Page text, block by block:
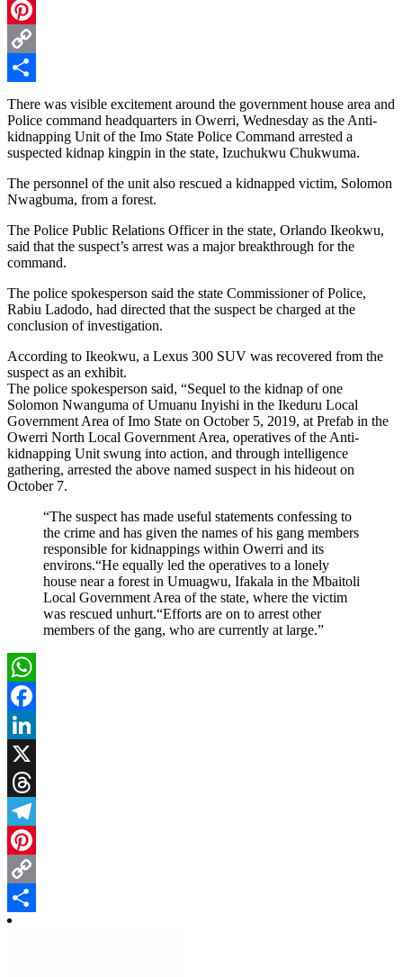
Telegram
Pinterest
Copy
Link
Share
There was visible excitement around the government house area and
Police command headquarters in Owerri, Wednesday as the Anti-
kidnapping Unit of the Imo State Police Command arrested a
suspected kidnap kingpin in the state, Izuchukwu Chukwuma.
The personnel of the unit also rescued a kidnapped victim, Solomon
Nwagbuma, from a forest.
The Police Public Relations Officer in the state, Orlando Ikeokwu,
said that the suspect’s arrest was a major breakthrough for the
command.
The police spokesperson said the state Commissioner of Police,
Rabiu Ladodo, had directed that the suspect be charged at the
conclusion of investigation.
According to Ikeokwu, a Lexus 300 SUV was recovered from the
suspect as an exhibit.
The police spokesperson said, “Sequel to the kidnap of one
Solomon Nwanguma of Umuanu Inyishi in the Ikeduru Local
Government Area of Imo State on October 5, 2019, at Prefab in the
Owerri North Local Government Area, operatives of the Anti-
kidnapping Unit swung into action, and through intelligence
gathering, arrested the above named suspect in his hideout on
October 7.
“The suspect has made useful statements confessing to
the crime and has given the names of his gang members
responsible for kidnappings within Owerri and its
environs.“He equally led the operatives to a lonely
house near a forest in Umuagwu, Ifakala in the Mbaitoli
Local Government Area of the state, where the victim
was rescued unhurt.“Efforts are on to arrest other
members of the gang, who are currently at large.”
WhatsApp
Facebook
LinkedIn
X
Threads
Telegram
Pinterest
Copy
Link
Share